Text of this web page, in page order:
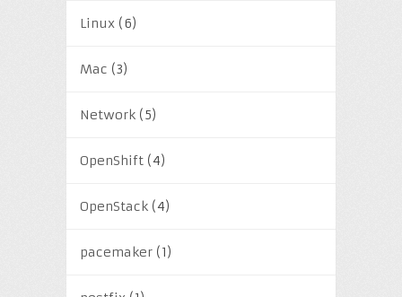
Linux(6)
Mac (3)
Network(5)
OpenShift(4)
OpenStack(4)
pacemaker(1)